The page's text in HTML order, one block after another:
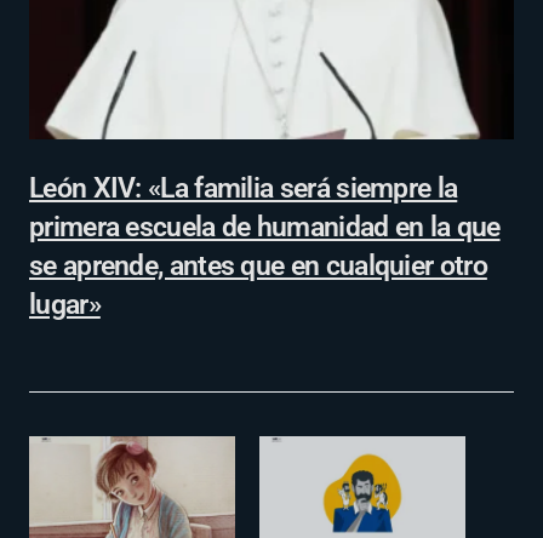
León XIV: «La familia será siempre la
primera escuela de humanidad en la que
se aprende, antes que en cualquier otro
lugar»